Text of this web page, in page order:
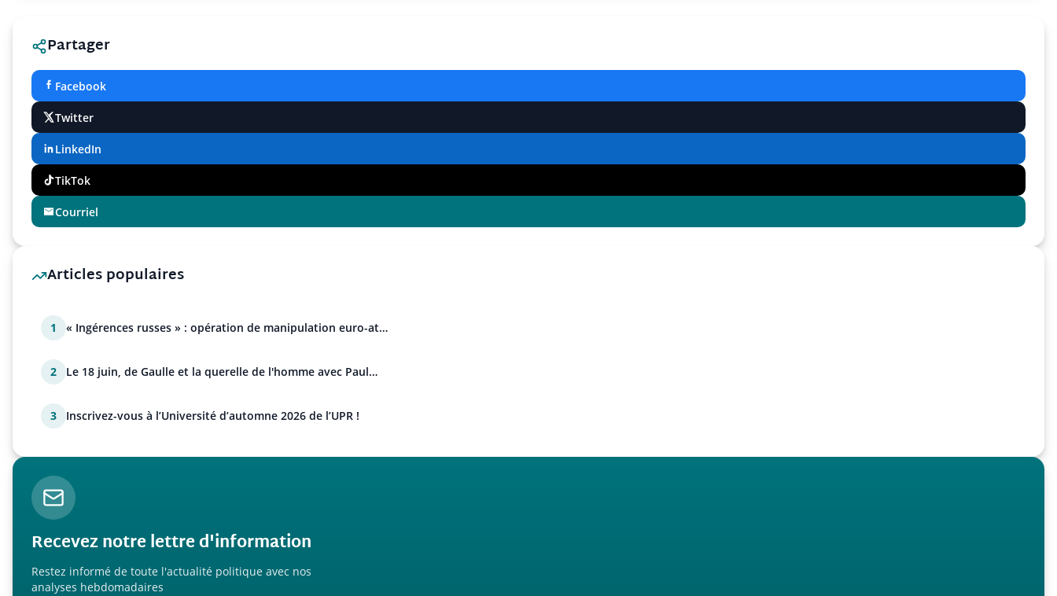
Partager
Facebook
Twitter
LinkedIn
TikTok
Courriel
Articles populaires
1 « Ingérences russes » : opération de manipulation euro-at…
2 Le 18 juin, de Gaulle et la querelle de l'homme avec Paul…
3 Inscrivez-vous à l’Université d’automne 2026 de l’UPR !
Recevez notre lettre d'information
Restez informé de toute l'actualité politique avec nos
analyses hebdomadaires